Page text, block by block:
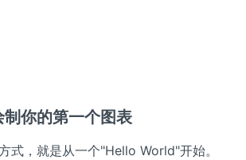
你的第一个图表
式，就是从一个"Hello World"开始。